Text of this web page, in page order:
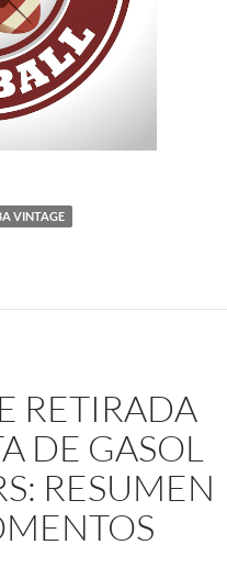
VINTAGE
RETIRADA
DE GASOL
RESUMEN